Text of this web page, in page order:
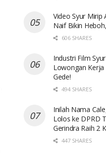
Video Syur Mirip
Naif Bikin
606 SHARES
Industri Film
Lowongan Kerja
Gede!
494 SHARES
Inilah Nama
Lolos ke DPRD
Gerindra Raih 2
447 SHARES